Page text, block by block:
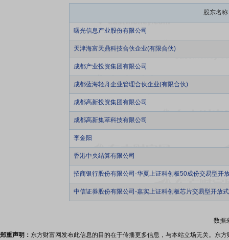
股东名称
曙光信息产业股份有限公司
天津海富天鼎科技合伙企业(有限合伙)
成都产业投资集团有限公司
成都蓝海轻舟企业管理合伙企业(有限合伙)
成都高新投资集团有限公司
成都高新集萃科技有限公司
李金阳
香港中央结算有限公司
招商银行股份有限公司-华夏上证科创板50成份交易型开
中信证券股份有限公司-嘉实上证科创板芯片交易型开放
数据
郑重声明： 东方财富网发布此信息的目的在于传播更多信息，与本站立场无关。东